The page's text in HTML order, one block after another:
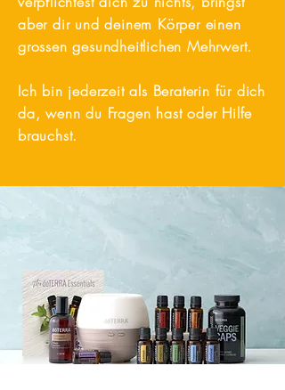
aber dir und deinem Körper einen
grossen gesundheitlichen Mehrwert.
Ich bin jederzeit als Beraterin für dich
da, wenn du Fragen hast oder Hilfe
brauchst.